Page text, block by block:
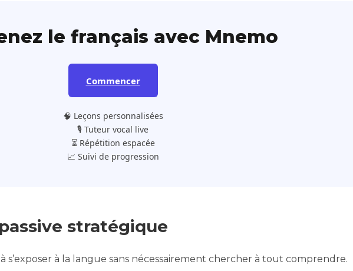
le français avec Mnemo
Commencer
🧠 Leçons personnalisées
🎙️ Tuteur vocal live
⏳ Répétition espacée
📈 Suivi de progression
stratégique
à s’exposer à la langue sans nécessairement chercher à tout comprendre.